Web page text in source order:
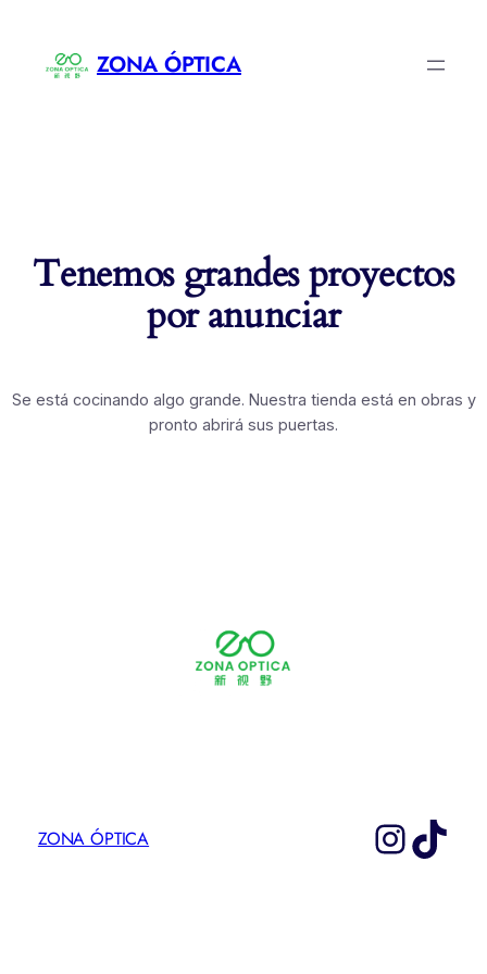
ZONA ÓPTICA
Tenemos grandes proyectos
por anunciar
Se está cocinando algo grande. Nuestra tienda está en obras y
pronto abrirá sus puertas.
ZONA ÓPTICA